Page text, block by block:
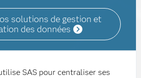
solutions de gestion et
des données
SAS pour centraliser ses